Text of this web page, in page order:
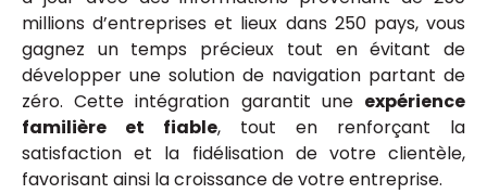
millions d’entreprises et lieux dans 250 pays, vous
gagnez un temps précieux tout en évitant de
développer une solution de navigation partant de
zéro. Cette intégration garantit une expérience
familière et fiable, tout en renforçant la
satisfaction et la fidélisation de votre clientèle,
favorisant ainsi la croissance de votre entreprise.